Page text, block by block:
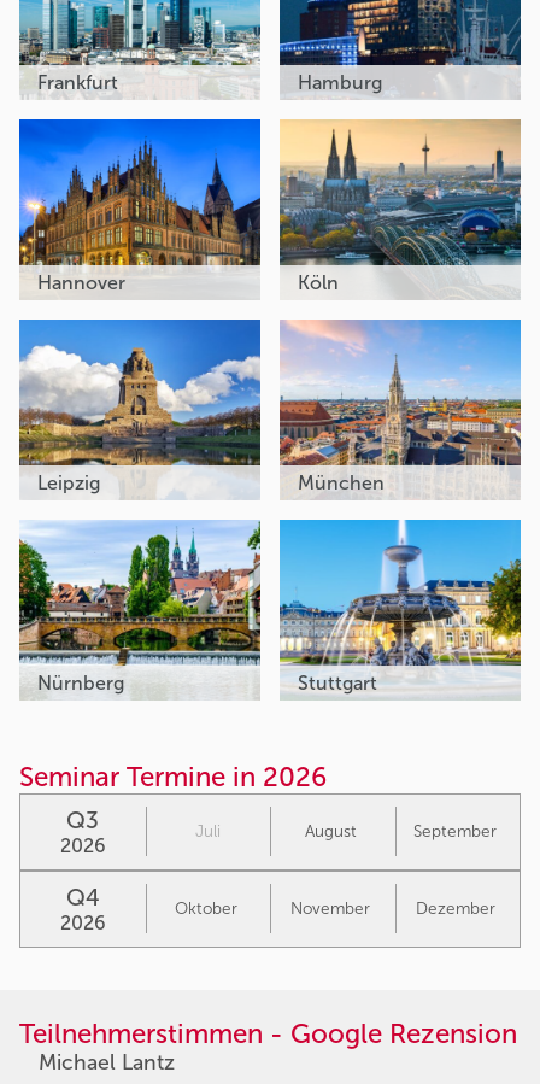
Teilnehmerstimmen - Google Rezension
Michael Lantz
Frankfurt Hamburg
Hannover Köln
Leipzig München
Nürnberg Stuttgart
Seminar Termine in 2026
Q3
2026
Juli August September
Q4
2026
Oktober November Dezember